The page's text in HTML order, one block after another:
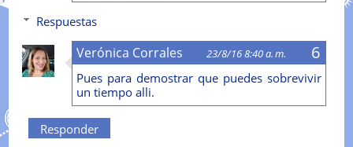
Respuestas
Verónica Corrales 23/8/16 8:40 a. m.
Pues para demostrar que puedes sobrevivir
un tiempo alli.
Responder